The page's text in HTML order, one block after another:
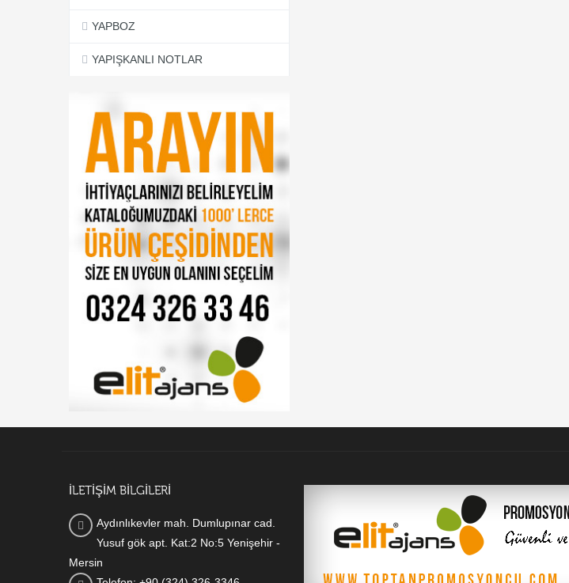
YAPBOZ
YAPIŞKANLI NOTLAR
İLETİŞİM BİLGİLERİ
Aydınlıkevler mah. Dumlupınar cad.
Yusuf gök apt. Kat:2 No:5 Yenişehir -
Mersin